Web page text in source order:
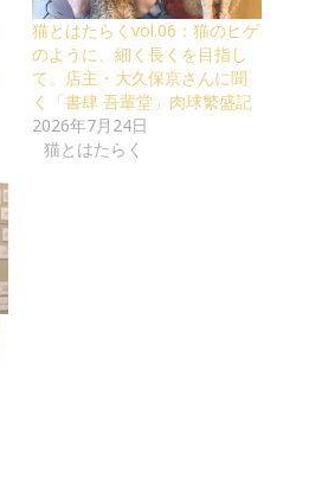
猫とはたらくvol.06：猫のヒゲ
のように、細く長くを目指し
て。店主・大久保京さんに聞
く「書肆 吾輩堂」肉球繁盛記
2026年7月24日
猫とはたらく